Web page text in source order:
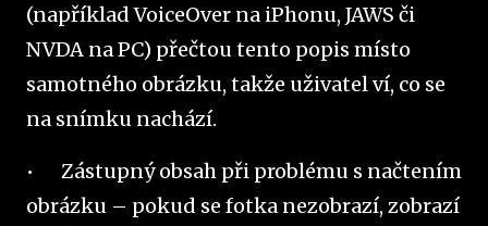
(například VoiceOver na iPhonu, JAWS či
NVDA na PC) přečtou tento popis místo
samotného obrázku, takže uživatel ví, co se
na snímku nachází.
•
Zástupný obsah při problému s načtením
obrázku – pokud se fotka nezobrazí, zobrazí